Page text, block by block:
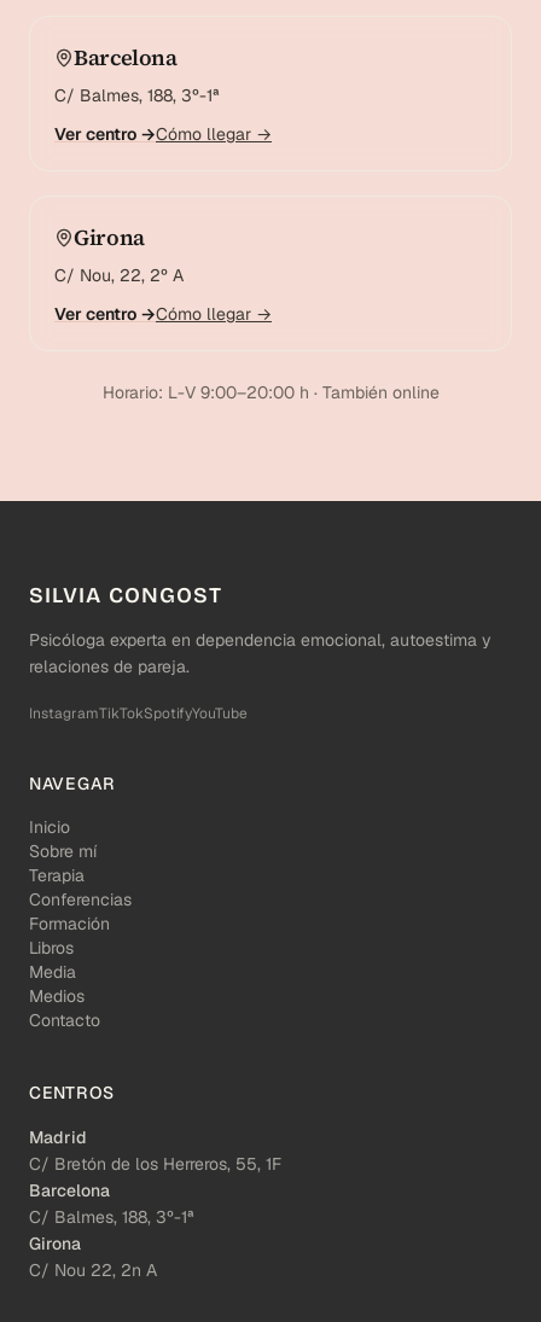
Barcelona
C/ Balmes, 188, 3º-1ª
Ver centro →Cómo llegar →
Girona
C/ Nou, 22, 2º A
Ver centro →Cómo llegar →
Horario: L-V 9:00–20:00 h · También online
SILVIA CONGOST
Psicóloga experta en dependencia emocional, autoestima y
relaciones de pareja.
InstagramTikTokSpotifyYouTube
NAVEGAR
Inicio
Sobre mí
Terapia
Conferencias
Formación
Libros
Media
Medios
Contacto
CENTROS
Madrid
C/ Bretón de los Herreros, 55, 1F
Barcelona
C/ Balmes, 188, 3º-1ª
Girona
C/ Nou 22, 2n A